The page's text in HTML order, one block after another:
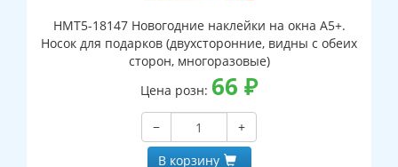
НМТ5-18147 Новогодние наклейки на окна А5+.
Носок для подарков (двухсторонние, видны с обеих
сторон, многоразовые)
Цена розн: 66 ₽
−
+
В корзину